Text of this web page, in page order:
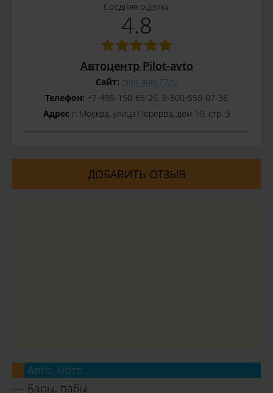
Средняя оценка:
4.8
Автоцентр Pilot-avto
Сайт: pilot-auto77.ru
Телефон: +7-495-150-65-26, 8-800-555-07-38
Адресг. Москва, улица Перерва, дом 19, стр. 3
ДОБАВИТЬ ОТЗЫВ
Авто, мото
Бары, пабы